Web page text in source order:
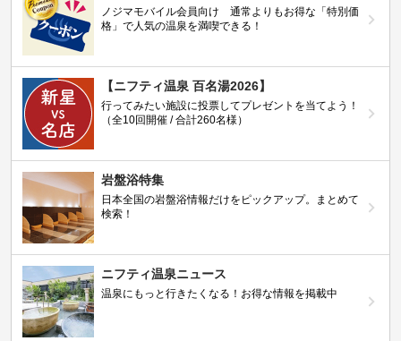
ノジマモバイル会員向け 通常よりもお得な「特別価
格」で人気の温泉を満喫できる！
【ニフティ温泉 百名湯2026】
行ってみたい施設に投票してプレゼントを当てよう！
（全10回開催 / 合計260名様）
岩盤浴特集
日本全国の岩盤浴情報だけをピックアップ。まとめて
検索！
ニフティ温泉ニュース
温泉にもっと行きたくなる！お得な情報を掲載中